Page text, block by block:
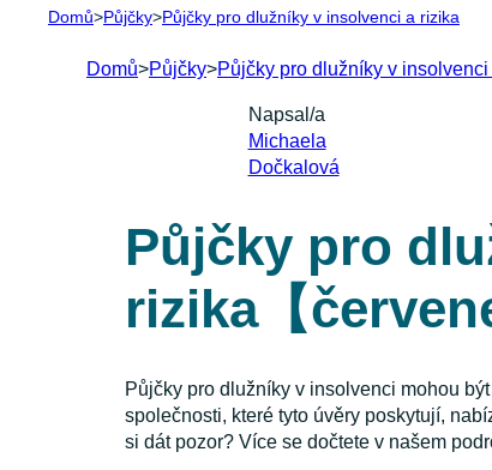
Domů>Půjčky>Půjčky pro dlužníky v insolvenci a rizika
Domů>Půjčky>Půjčky pro dlužníky v insolvenci
Napsal/a
Michaela
Dočkalová
Půjčky pro
rizika【
Půjčky pro dlužníky v insolvenci mohou
společnosti, které tyto úvěry poskytují,
si dát pozor? Více se dočtete v našem